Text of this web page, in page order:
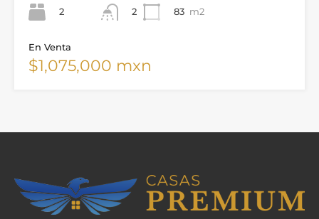
2
2
83 m2
En Venta
$1,075,000 mxn